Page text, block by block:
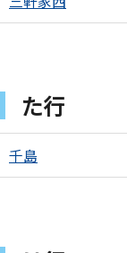
た行
千島